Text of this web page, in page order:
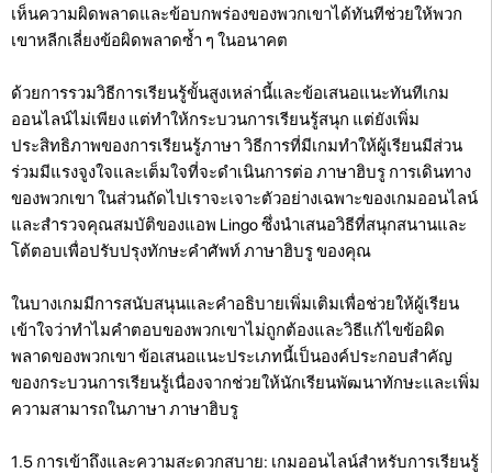
เห็นความผิดพลาดและข้อบกพร่องของพวกเขาได้ทันทีช่วยให้พวก
เขาหลีกเลี่ยงข้อผิดพลาดซ้ำ ๆ ในอนาคต
ด้วยการรวมวิธีการเรียนรู้ขั้นสูงเหล่านี้และข้อเสนอแนะทันทีเกม
ออนไลน์ไม่เพียง แต่ทำให้กระบวนการเรียนรู้สนุก แต่ยังเพิ่ม
ประสิทธิภาพของการเรียนรู้ภาษา วิธีการที่มีเกมทำให้ผู้เรียนมีส่วน
ร่วมมีแรงจูงใจและเต็มใจที่จะดำเนินการต่อ ภาษาฮิบรู การเดินทาง
ของพวกเขา ในส่วนถัดไปเราจะเจาะตัวอย่างเฉพาะของเกมออนไลน์
และสำรวจคุณสมบัติของแอพ Lingo ซึ่งนำเสนอวิธีที่สนุกสนานและ
โต้ตอบเพื่อปรับปรุงทักษะคำศัพท์ ภาษาฮิบรู ของคุณ
ในบางเกมมีการสนับสนุนและคำอธิบายเพิ่มเติมเพื่อช่วยให้ผู้เรียน
เข้าใจว่าทำไมคำตอบของพวกเขาไม่ถูกต้องและวิธีแก้ไขข้อผิด
พลาดของพวกเขา ข้อเสนอแนะประเภทนี้เป็นองค์ประกอบสำคัญ
ของกระบวนการเรียนรู้เนื่องจากช่วยให้นักเรียนพัฒนาทักษะและเพิ่ม
ความสามารถในภาษา ภาษาฮิบรู
1.5 การเข้าถึงและความสะดวกสบาย: เกมออนไลน์สำหรับการเรียนรู้